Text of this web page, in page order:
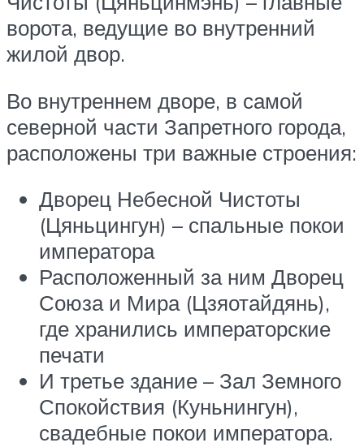
ворота, ведущие во внутренний
жилой двор.
Во внутреннем дворе, в самой
северной части Запретного города,
расположены три важные строения:
Дворец Небесной Чистоты
(Цяньцингун) – спальные покои
императора
Расположенный за ним Дворец
Союза и Мира (Цзяотайдянь),
где хранились императорские
печати
И третье здание – Зал Земного
Спокойствия (Куньнингун),
свадебные покои императора.